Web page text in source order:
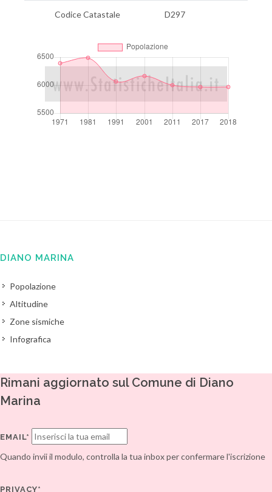
Codice Catastale D297
DIANO MARINA
Popolazione
Altitudine
Zone sismiche
Infografica
Rimani aggiornato sul Comune di Diano
Marina
EMAIL*
Quando invii il modulo, controlla la tua inbox per confermare l'iscrizione
PRIVACY*